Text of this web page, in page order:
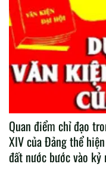
Quan điểm chỉ đạo
XIV của Đảng thể
đất nước bước vào kỷ